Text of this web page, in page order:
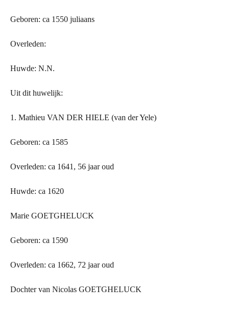
Geboren: ca 1550 juliaans
Overleden:
Huwde: N.N.
Uit dit huwelijk:
1. Mathieu VAN DER HIELE (van der Yele)
Geboren: ca 1585
Overleden: ca 1641, 56 jaar oud
Huwde: ca 1620
Marie GOETGHELUCK
Geboren: ca 1590
Overleden: ca 1662, 72 jaar oud
Dochter van Nicolas GOETGHELUCK